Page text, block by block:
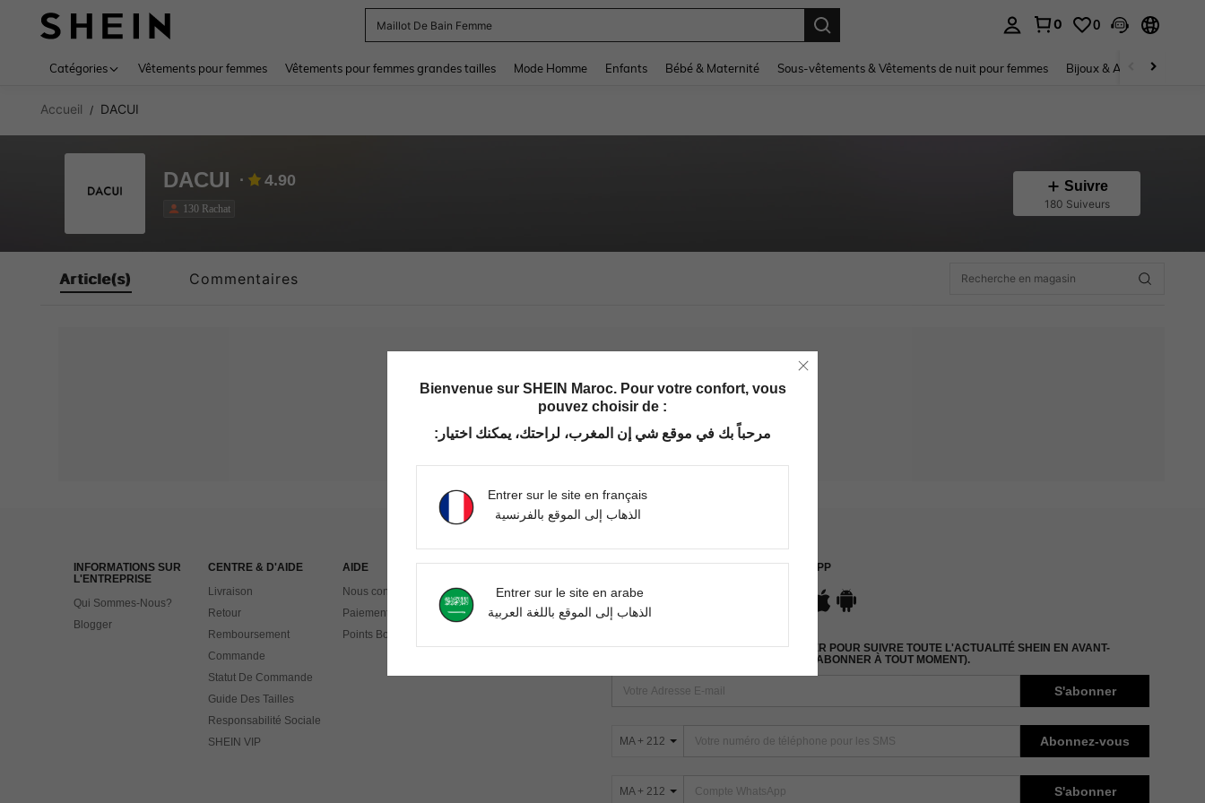
Maillot De Bain Femme
0 0
Catégories Vêtements pour femmes Vêtements pour femmes grandes tailles Mode Homme Enfants Bébé & Maternité Sous-vêtements & Vêtements de nuit pour femmes Bijoux & Accessoires pour
Accueil / DACUI
DACUI 4.90
130 Rachat
Suivre
180 Suiveurs
Article(s) Commentaires
Aucun article trouvé. Veuillez essayer une autre recherche.
INFORMATIONS SUR
L'ENTREPRISE
Qui Sommes-Nous?
Blogger
CENTRE & D'AIDE
Livraison
Retour
Remboursement
Commande
Statut De Commande
Guide Des Tailles
Responsabilité Sociale
SHEIN VIP
AIDE
Nous contacter
Paiement
Points Bonus
TROUVEZ-NOUS SUR APP
ABONNEZ-VOUS À NOTRE NEWSLETTER POUR SUIVRE TOUTE L'ACTUALITÉ SHEIN EN AVANT-
PREMIÈRE ! (VOUS POUVEZ VOUS DÉSABONNER À TOUT MOMENT).
S'abonner
MA + 212 Abonnez-vous
MA + 212 S'abonner
Bienvenue sur SHEIN Maroc. Pour votre confort, vous
pouvez choisir de :
مرحباً بك في موقع شي إن المغرب، لراحتك، يمكنك اختيار:
Entrer sur le site en français
الذهاب إلى الموقع بالفرنسية
Entrer sur le site en arabe
الذهاب إلى الموقع باللغة العربية